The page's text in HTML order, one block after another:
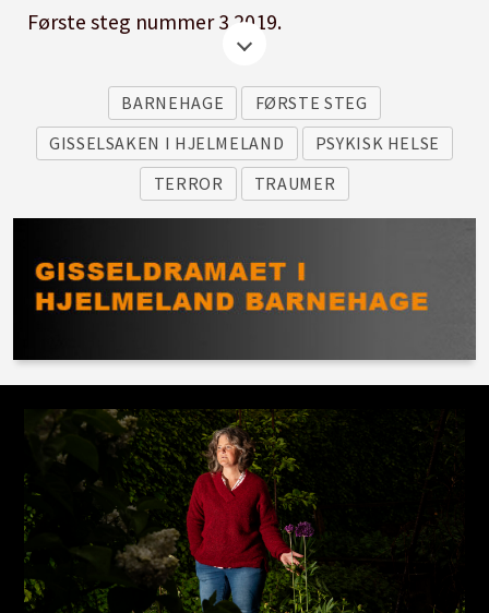
Første steg nummer 3 2019.
BARNEHAGE
FØRSTE STEG
GISSELSAKEN I HJELMELAND
PSYKISK HELSE
TERROR
TRAUMER